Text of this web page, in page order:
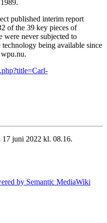
published interim report
of the 39 key pieces of
were never subjected to
being available since
17 juni 2022 kl. 08.16.
by Semantic MediaWiki